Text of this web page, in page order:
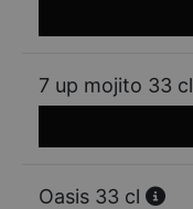
7 up mojito 33 cl
Oasis 33 cl